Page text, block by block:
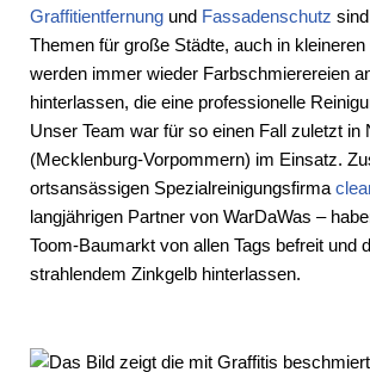
Graffitientfernung und Fassadenschutz
Themen für große Städte, auch in
werden immer wieder Farbschmierereien
hinterlassen, die eine professionelle
Unser Team war für so einen Fall zuletzt in
(Mecklenburg-Vorpommern) im Einsatz.
ortsansässigen Spezialreinigungsfirma
langjährigen Partner von WarDaWas –
Toom-Baumarkt von allen Tags befreit und
strahlendem Zinkgelb hinterlassen.